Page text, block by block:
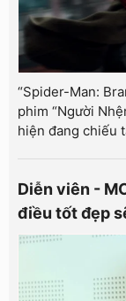
“Spider-Man:
phim “Người
hiện đang chiếu
Diễn viên -
điều tốt đẹp